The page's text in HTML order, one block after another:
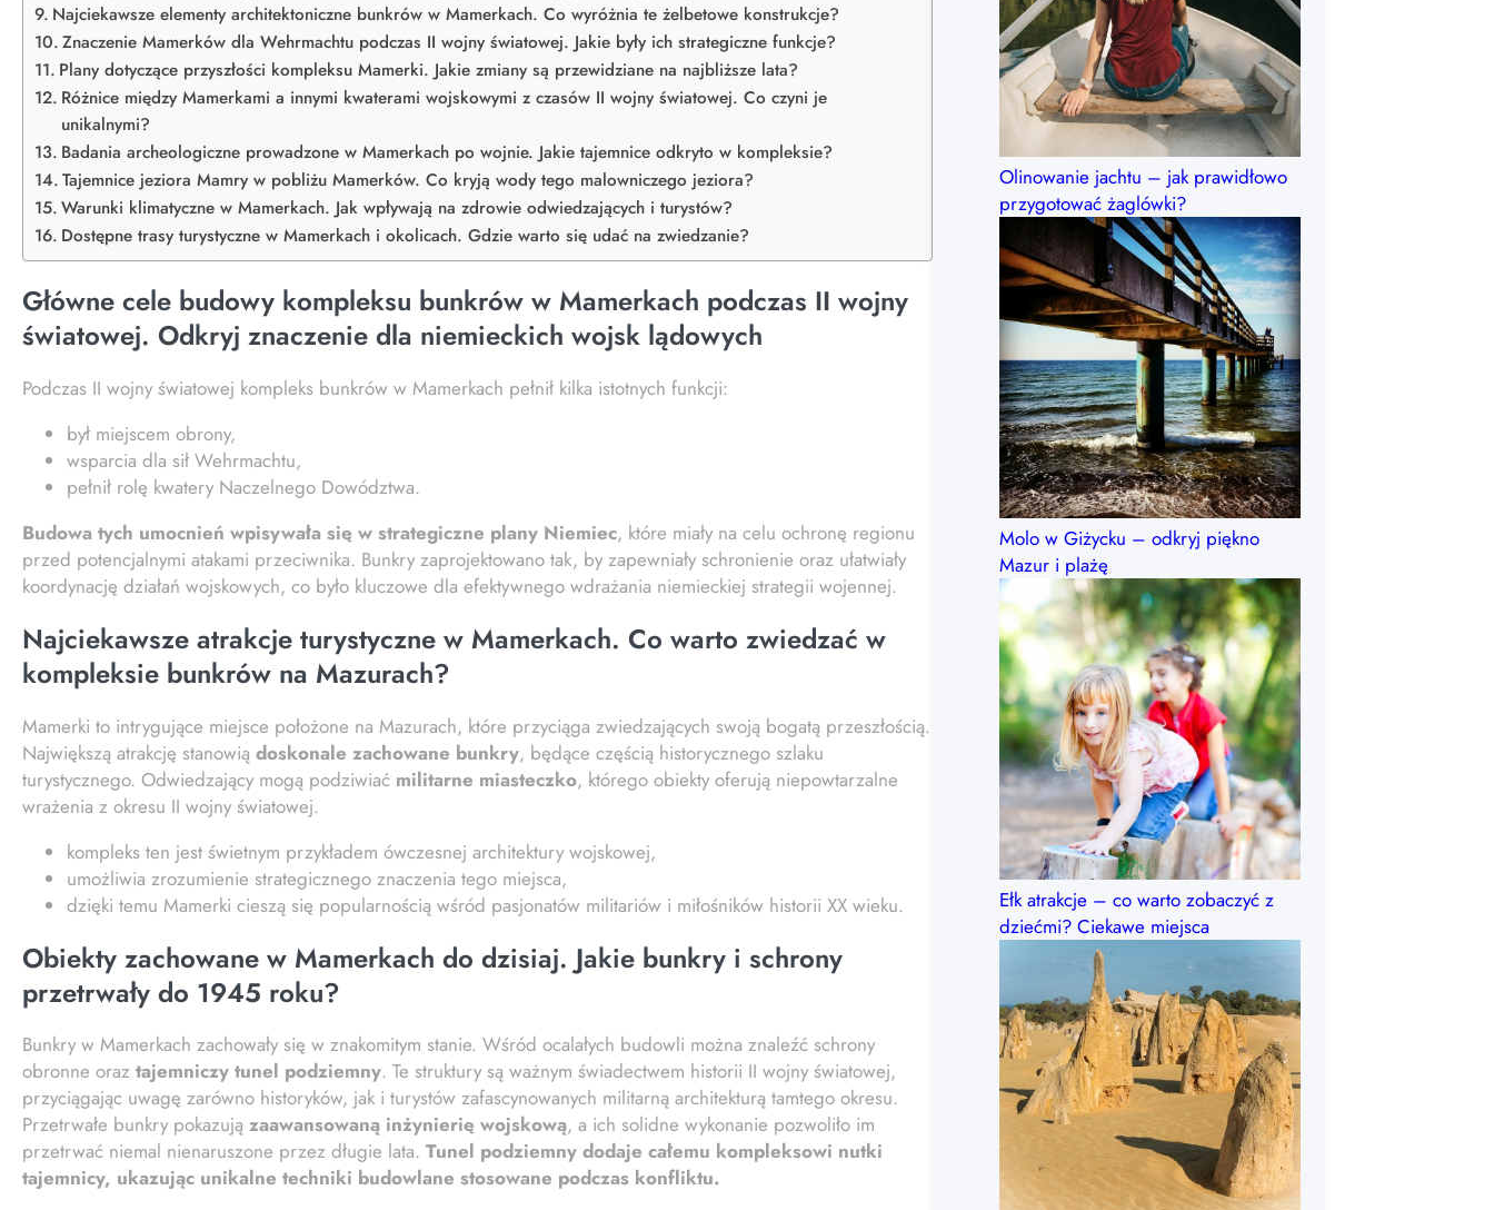
Najciekawsze elementy architektoniczne bunkrów w Mamerkach. Co wyróżnia te żelbetowe konstrukcje?
Znaczenie Mamerków dla Wehrmachtu podczas II wojny światowej. Jakie były ich strategiczne funkcje?
Plany dotyczące przyszłości kompleksu Mamerki. Jakie zmiany są przewidziane na najbliższe lata?
Różnice między Mamerkami a innymi kwaterami wojskowymi z czasów II wojny światowej. Co czyni je
unikalnymi?
Badania archeologiczne prowadzone w Mamerkach po wojnie. Jakie tajemnice odkryto w kompleksie?
Tajemnice jeziora Mamry w pobliżu Mamerków. Co kryją wody tego malowniczego jeziora?
Warunki klimatyczne w Mamerkach. Jak wpływają na zdrowie odwiedzających i turystów?
Dostępne trasy turystyczne w Mamerkach i okolicach. Gdzie warto się udać na zwiedzanie?
Główne cele budowy kompleksu bunkrów w Mamerkach podczas II wojny
światowej. Odkryj znaczenie dla niemieckich wojsk lądowych
Podczas II wojny światowej kompleks bunkrów w Mamerkach pełnił kilka istotnych funkcji:
był miejscem obrony,
wsparcia dla sił Wehrmachtu,
pełnił rolę kwatery Naczelnego Dowództwa.
Budowa tych umocnień wpisywała się w strategiczne plany Niemiec, które miały na celu ochronę regionu
przed potencjalnymi atakami przeciwnika. Bunkry zaprojektowano tak, by zapewniały schronienie oraz ułatwiały
koordynację działań wojskowych, co było kluczowe dla efektywnego wdrażania niemieckiej strategii wojennej.
Najciekawsze atrakcje turystyczne w Mamerkach. Co warto zwiedzać w
kompleksie bunkrów na Mazurach?
Mamerki to intrygujące miejsce położone na Mazurach, które przyciąga zwiedzających swoją bogatą przeszłością.
Największą atrakcję stanowią doskonale zachowane bunkry, będące częścią historycznego szlaku
turystycznego. Odwiedzający mogą podziwiać militarne miasteczko, którego obiekty oferują niepowtarzalne
wrażenia z okresu II wojny światowej.
kompleks ten jest świetnym przykładem ówczesnej architektury wojskowej,
umożliwia zrozumienie strategicznego znaczenia tego miejsca,
dzięki temu Mamerki cieszą się popularnością wśród pasjonatów militariów i miłośników historii XX wieku.
Obiekty zachowane w Mamerkach do dzisiaj. Jakie bunkry i schrony
przetrwały do 1945 roku?
Bunkry w Mamerkach zachowały się w znakomitym stanie. Wśród ocalałych budowli można znaleźć schrony
obronne oraz tajemniczy tunel podziemny. Te struktury są ważnym świadectwem historii II wojny światowej,
przyciągając uwagę zarówno historyków, jak i turystów zafascynowanych militarną architekturą tamtego okresu.
Przetrwałe bunkry pokazują zaawansowaną inżynierię wojskową, a ich solidne wykonanie pozwoliło im
przetrwać niemal nienaruszone przez długie lata. Tunel podziemny dodaje całemu kompleksowi nutki
tajemnicy, ukazując unikalne techniki budowlane stosowane podczas konfliktu.
Olinowanie jachtu – jak prawidłowo
przygotować żaglówki?
Molo w Giżycku – odkryj piękno
Mazur i plażę
Ełk atrakcje – co warto zobaczyć z
dziećmi? Ciekawe miejsca